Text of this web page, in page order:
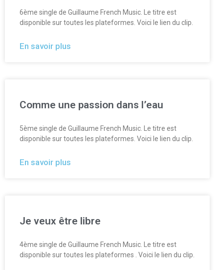
6ème single de Guillaume French Music. Le titre est
disponible sur toutes les plateformes. Voici le lien du clip.
En savoir plus
Comme une passion dans l’eau
5ème single de Guillaume French Music. Le titre est
disponible sur toutes les plateformes. Voici le lien du clip.
En savoir plus
Je veux être libre
4ème single de Guillaume French Music. Le titre est
disponible sur toutes les plateformes . Voici le lien du clip.